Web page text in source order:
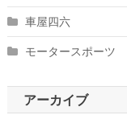
車屋四六
モータースポーツ
アーカイブ